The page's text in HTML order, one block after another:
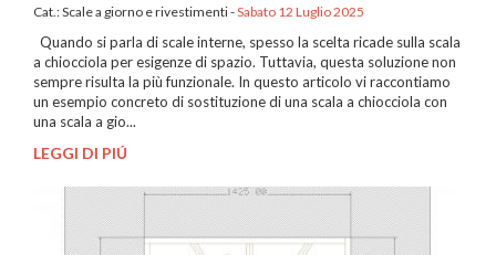
Cat.:Scale a giorno e rivestimenti-Sabato 12 Luglio 2025
Quando si parla di scale interne, spesso la scelta ricade sulla scala
a chiocciola per esigenze di spazio. Tuttavia, questa soluzione non
sempre risulta la più funzionale. In questo articolo vi raccontiamo
un esempio concreto di sostituzione di una scala a chiocciola con
una scala a gio...
LEGGI DI PIÚ